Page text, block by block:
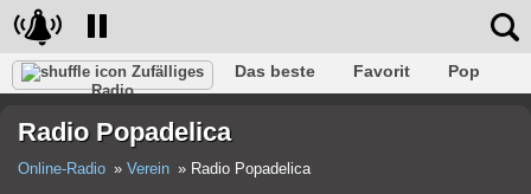
Zufälliges
Radio
Das beste Favorit
Pop
Rap
Trans Falk
Radio Popadelica
Online-Radio Verein
Radio Popadelica